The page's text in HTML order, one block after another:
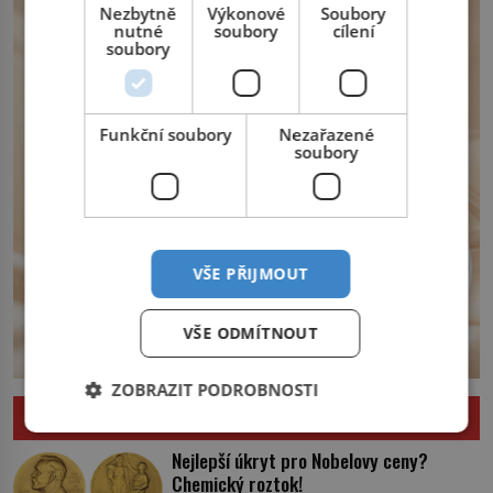
království. Zajistit hodlá především
severní hranici. Na […]
Nejlepší úkryt pro Nobelovy ceny?
Chemický roztok!
Nezbytně
nutné
soubory
Výkonové
soubory
Soubory
cílení
Funkční soubory
Nezařazené
soubory
VŠE PŘIJMOUT
VŠE ODMÍTNOUT
ZOBRAZIT PODROBNOSTI